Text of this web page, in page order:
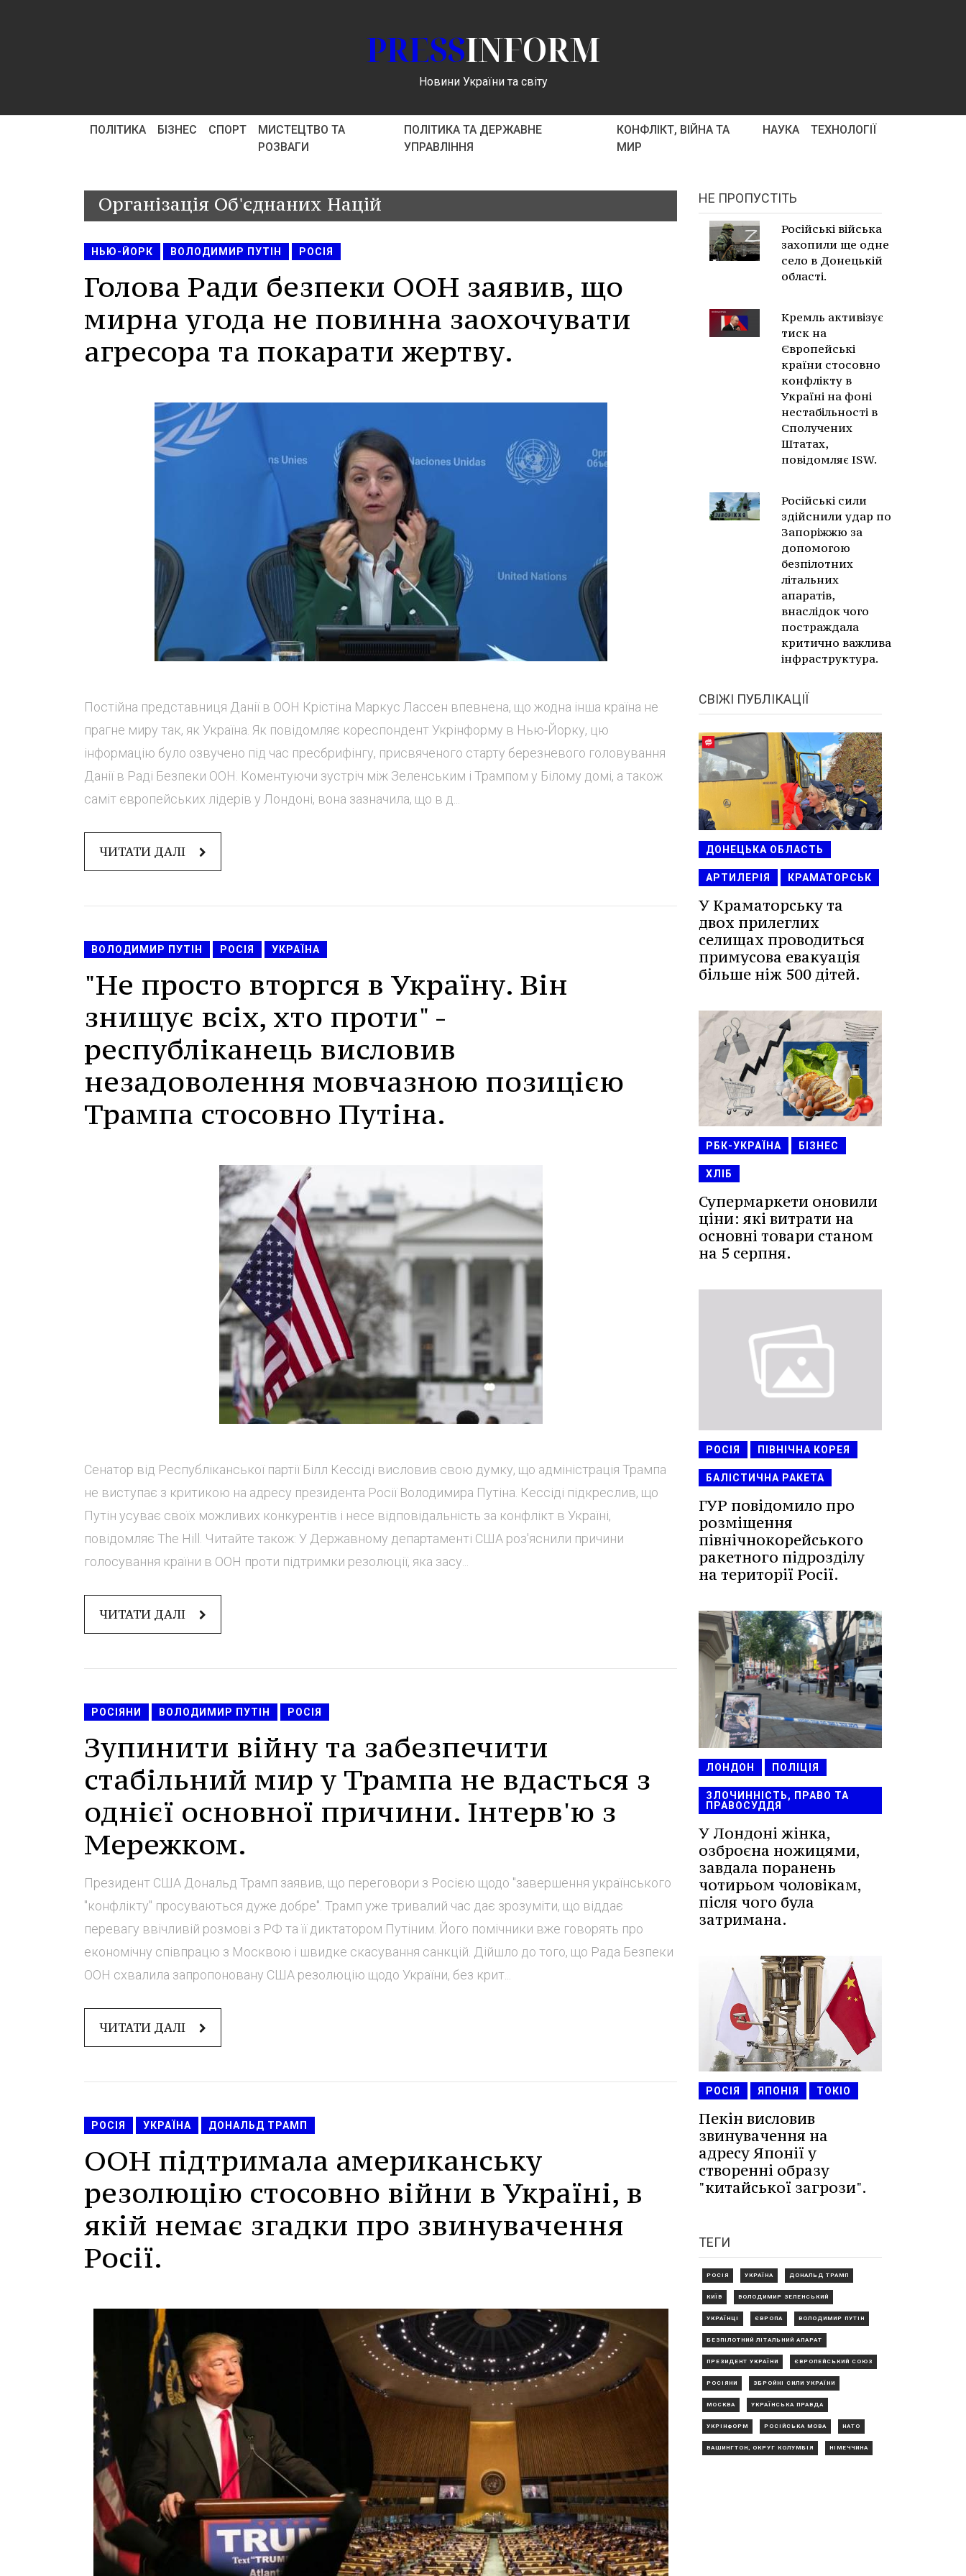
PRESSINFORM
Новини України та світу
ПОЛІТИКА БІЗНЕС СПОРТ
МИСТЕЦТВО ТА
РОЗВАГИ
ПОЛІТИКА ТА ДЕРЖАВНЕ
УПРАВЛІННЯ
КОНФЛІКТ, ВІЙНА ТА
МИР
НАУКА ТЕХНОЛОГІЇ
Організація Об'єднаних Націй
НЬЮ-ЙОРК ВОЛОДИМИР ПУТІН РОСІЯ
Голова Ради безпеки ООН заявив, що
мирна угода не повинна заохочувати
агресора та покарати жертву.
Постійна представниця Данії в ООН Крістіна Маркус Лассен впевнена, що жодна інша країна не
прагне миру так, як Україна. Як повідомляє кореспондент Укрінформу в Нью-Йорку, цю
інформацію було озвучено під час пресбрифінгу, присвяченого старту березневого головування
Данії в Раді Безпеки ООН. Коментуючи зустріч між Зеленським і Трампом у Білому домі, а також
саміт європейських лідерів у Лондоні, вона зазначила, що в д...
ЧИТАТИ ДАЛІ
ВОЛОДИМИР ПУТІН РОСІЯ УКРАЇНА
"Не просто вторгся в Україну. Він
знищує всіх, хто проти" -
республіканець висловив
незадоволення мовчазною позицією
Трампа стосовно Путіна.
Сенатор від Республіканської партії Білл Кессіді висловив свою думку, що адміністрація Трампа
не виступає з критикою на адресу президента Росії Володимира Путіна. Кессіді підкреслив, що
Путін усуває своїх можливих конкурентів і несе відповідальність за конфлікт в Україні,
повідомляє The Hill. Читайте також: У Державному департаменті США роз'яснили причини
голосування країни в ООН проти підтримки резолюції, яка засу...
ЧИТАТИ ДАЛІ
РОСІЯНИ ВОЛОДИМИР ПУТІН РОСІЯ
Зупинити війну та забезпечити
стабільний мир у Трампа не вдасться з
однієї основної причини. Інтерв'ю з
Мережком.
Президент США Дональд Трамп заявив, що переговори з Росією щодо "завершення українського
"конфлікту" просуваються дуже добре". Трамп уже тривалий час дає зрозуміти, що віддає
перевагу ввічливій розмові з РФ та її диктатором Путіним. Його помічники вже говорять про
економічну співпрацю з Москвою і швидке скасування санкцій. Дійшло до того, що Рада Безпеки
ООН схвалила запропоновану США резолюцію щодо України, без крит...
ЧИТАТИ ДАЛІ
РОСІЯ УКРАЇНА ДОНАЛЬД ТРАМП
ООН підтримала американську
резолюцію стосовно війни в Україні, в
якій немає згадки про звинувачення
Росії.
НЕ ПРОПУСТІТЬ
Російські війська
захопили ще одне
село в Донецькій
області.
Кремль активізує
тиск на
Європейські
країни стосовно
конфлікту в
Україні на фоні
нестабільності в
Сполучених
Штатах,
повідомляє ISW.
Російські сили
здійснили удар по
Запоріжжю за
допомогою
безпілотних
літальних
апаратів,
внаслідок чого
постраждала
критично важлива
інфраструктура.
СВІЖІ ПУБЛІКАЦІЇ
ДОНЕЦЬКА ОБЛАСТЬ
АРТИЛЕРІЯ КРАМАТОРСЬК
У Краматорську та
двох прилеглих
селищах проводиться
примусова евакуація
більше ніж 500 дітей.
РБК-УКРАЇНА БІЗНЕС
ХЛІБ
Супермаркети оновили
ціни: які витрати на
основні товари станом
на 5 серпня.
РОСІЯ ПІВНІЧНА КОРЕЯ
БАЛІСТИЧНА РАКЕТА
ГУР повідомило про
розміщення
північнокорейського
ракетного підрозділу
на території Росії.
ЛОНДОН ПОЛІЦІЯ
ЗЛОЧИННІСТЬ, ПРАВО ТА
ПРАВОСУДДЯ
У Лондоні жінка,
озброєна ножицями,
завдала поранень
чотирьом чоловікам,
після чого була
затримана.
РОСІЯ ЯПОНІЯ ТОКІО
Пекін висловив
звинувачення на
адресу Японії у
створенні образу
"китайської загрози".
ТЕГИ
РОСІЯ УКРАЇНА ДОНАЛЬД ТРАМП
КИЇВ ВОЛОДИМИР ЗЕЛЕНСЬКИЙ
УКРАЇНЦІ ЄВРОПА ВОЛОДИМИР ПУТІН
БЕЗПІЛОТНИЙ ЛІТАЛЬНИЙ АПАРАТ
ПРЕЗИДЕНТ УКРАЇНИ ЄВРОПЕЙСЬКИЙ СОЮЗ
РОСІЯНИ ЗБРОЙНІ СИЛИ УКРАЇНИ
МОСКВА УКРАЇНСЬКА ПРАВДА
УКРІНФОРМ РОСІЙСЬКА МОВА НАТО
ВАШИНГТОН, ОКРУГ КОЛУМБІЯ НІМЕЧЧИНА